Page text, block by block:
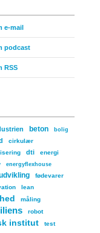
e-mail
podcast
RSS
beton bolig
cirkulær
dti energi
energyflexhouse
fødevarer
lean
måling
robot
institut
test